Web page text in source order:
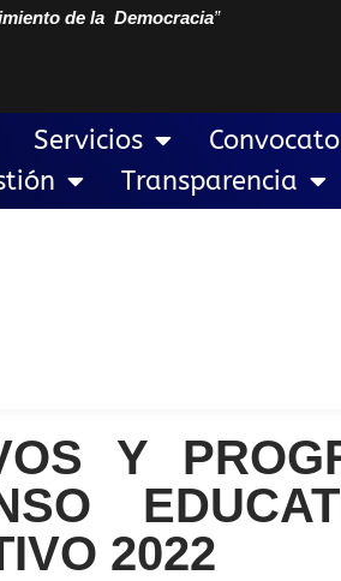
de la Democracia”
Servicios
Transparencia
Y
2022